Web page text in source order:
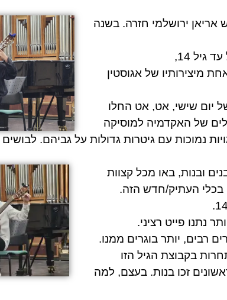
ירושלמי חזרה. בשנה
מיצירותיו של אגוסטין
בבוקר של יום שישי, אט, אט החלו
של האקדמיה למוסיקה
נמוכות עם גיטרות גדולות על גביהם.
ובנות, באו מכל קצוות
בכלי העתיק/חדש הזה.
נתנו פייט רציני.
בקבוצת הגיל הזו
זכו בנות. בעצם, למה